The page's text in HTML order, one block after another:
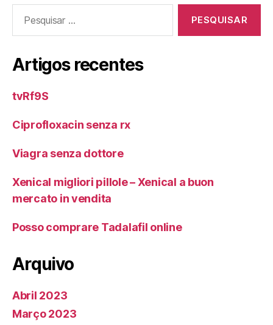
por:
Artigos recentes
tvRf9S
Ciprofloxacin senza rx
Viagra senza dottore
Xenical migliori pillole – Xenical a buon
mercato in vendita
Posso comprare Tadalafil online
Arquivo
Abril 2023
Março 2023